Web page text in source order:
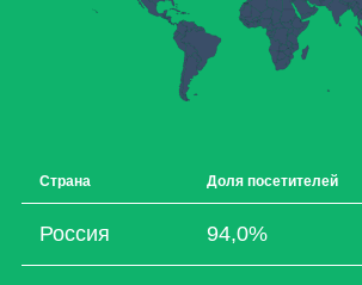
Страна Доля посетителей
Россия 94,0%